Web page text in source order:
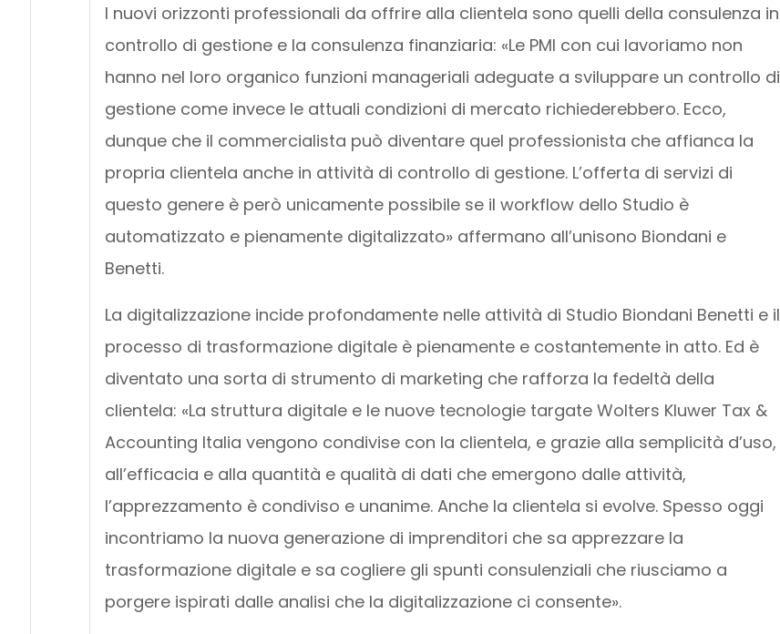
I nuovi orizzonti professionali da offrire alla clientela sono quelli della consulenza in
controllo di gestione e la consulenza finanziaria: «Le PMI con cui lavoriamo non
hanno nel loro organico funzioni manageriali adeguate a sviluppare un controllo di
gestione come invece le attuali condizioni di mercato richiederebbero. Ecco,
dunque che il commercialista può diventare quel professionista che affianca la
propria clientela anche in attività di controllo di gestione. L’offerta di servizi di
questo genere è però unicamente possibile se il workflow dello Studio è
automatizzato e pienamente digitalizzato» affermano all’unisono Biondani e
Benetti.
La digitalizzazione incide profondamente nelle attività di Studio Biondani Benetti e il
processo di trasformazione digitale è pienamente e costantemente in atto. Ed è
diventato una sorta di strumento di marketing che rafforza la fedeltà della
clientela: «La struttura digitale e le nuove tecnologie targate Wolters Kluwer Tax &
Accounting Italia vengono condivise con la clientela, e grazie alla semplicità d’uso,
all’efficacia e alla quantità e qualità di dati che emergono dalle attività,
l’apprezzamento è condiviso e unanime. Anche la clientela si evolve. Spesso oggi
incontriamo la nuova generazione di imprenditori che sa apprezzare la
trasformazione digitale e sa cogliere gli spunti consulenziali che riusciamo a
porgere ispirati dalle analisi che la digitalizzazione ci consente».